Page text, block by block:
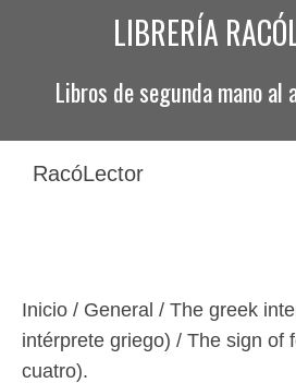
LIBRERÍA
Libros de segunda mano al
RacóLector
Inicio / General / The greek
intérprete griego) / The sign of
cuatro).